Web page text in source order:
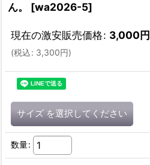
ん。
[wa2026-5]
現在の激安販売価格: 3,000円
(税込: 3,300円)
サイズ を選択してください
数量: